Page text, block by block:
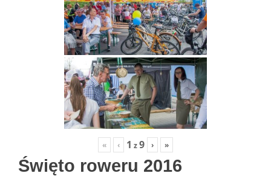
« ‹ 1 z9 › »
Święto roweru 2016